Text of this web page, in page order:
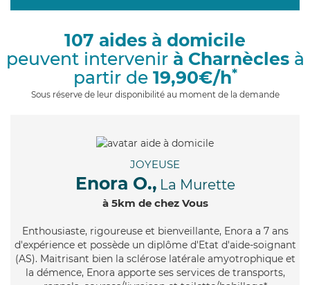
g
107 aides à domicile
peuvent intervenir à Charnèclesà
partir de 19,90€/h*
Sous réserve de leur disponibilité au moment de la demande
JOYEUSE
Enora O., La Murette
à 5km de chez Vous
Enthousiaste, rigoureuse et bienveillante, Enora a 7 ans
d'expérience et possède un diplôme d'Etat d'aide-soignant
(AS). Maitrisant bien la sclérose latérale amyotrophique et
la démence, Enora apporte ses services de transports,